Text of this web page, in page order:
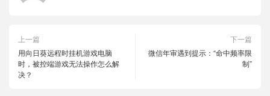
上一篇
用向日葵远程时挂机游戏电脑
时，被控端游戏无法操作怎么解
决？
下一篇
微信年审遇到提示：“命中频率限
制”